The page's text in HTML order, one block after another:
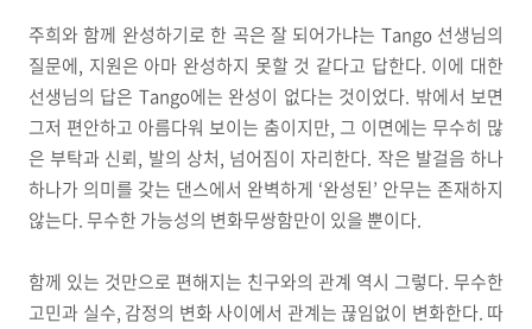
주희와 함께 완성하기로 한 곡은 잘 되어가냐는 Tango 선생님의
질문에, 지원은 아마 완성하지 못할 것 같다고 답한다. 이에 대한
선생님의 답은 Tango에는 완성이 없다는 것이었다. 밖에서 보면
그저 편안하고 아름다워 보이는 춤이지만, 그 이면에는 무수히 많
은 부탁과 신뢰, 발의 상처, 넘어짐이 자리한다. 작은 발걸음 하나
하나가 의미를 갖는 댄스에서 완벽하게 ‘완성된’ 안무는 존재하지
않는다. 무수한 가능성의 변화무쌍함만이 있을 뿐이다.
함께 있는 것만으로 편해지는 친구와의 관계 역시 그렇다. 무수한
고민과 실수, 감정의 변화 사이에서 관계는 끊임없이 변화한다. 따